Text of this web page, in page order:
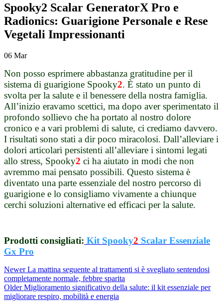
Spooky2 Scalar GeneratorX Pro e
Radionics: Guarigione Personale e Rese
Vegetali Impressionanti
06 Mar
Non posso esprimere abbastanza gratitudine per il
sistema di guarigione Spooky2. È stato un punto di
svolta per la salute e il benessere della nostra famiglia.
All’inizio eravamo scettici, ma dopo aver sperimentato il
profondo sollievo che ha portato al nostro dolore
cronico e a vari problemi di salute, ci crediamo davvero.
I risultati sono stati a dir poco miracolosi. Dall’alleviare i
dolori articolari persistenti all’alleviare i sintomi legati
allo stress, Spooky2 ci ha aiutato in modi che non
avremmo mai pensato possibili. Questo sistema è
diventato una parte essenziale del nostro percorso di
guarigione e lo consigliamo vivamente a chiunque
cerchi soluzioni alternative ed efficaci per la salute.
Prodotti consigliati: Kit Spooky2 Scalar Essenziale
Gx Pro
Newer La mattina seguente al trattamenti si è svegliato sentendosi
completamente normale, febbre sparita
Older Miglioramento significativo della salute: il kit essenziale per
migliorare respiro, mobilità e energia